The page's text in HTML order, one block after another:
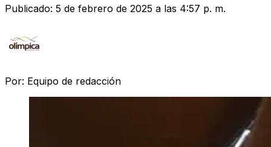
Publicado: 5 de febrero de 2025 a las 4:57 p. m.
Por: Equipo de redacción